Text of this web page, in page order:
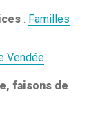
: Familles
Vendée
faisons de